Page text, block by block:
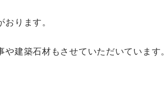
ります。
建築石材もさせていただいています。